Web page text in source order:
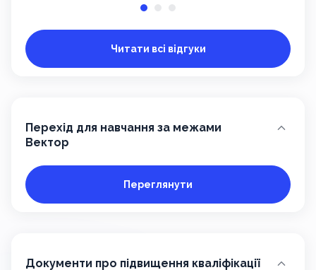
Читати всі відгуки
Перехід для навчання за межами
Вектор
Переглянути
Документи про підвищення кваліфікації